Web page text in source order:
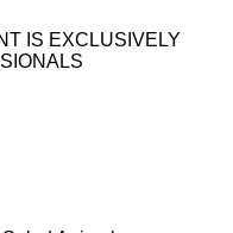
IS EXCLUSIVELY